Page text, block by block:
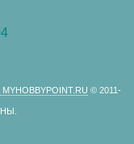
© 2011-